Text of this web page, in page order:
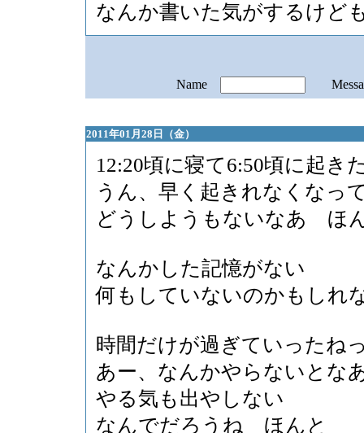
なんか書いた気がするけど
Name
2011年01月28日（金）
12:20頃に寝て6:50頃に起き
うん、早く起きれなくなっ
どうしようもないなあ ほ
なんかした記憶がない
何もしていないのかもしれ
時間だけが過ぎていったね
あー、なんかやらないとな
やる気も出やしない
なんでだろうね ほんと